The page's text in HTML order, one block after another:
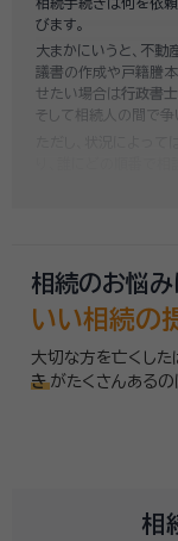
もりをお出ししており
み依頼することも可能
びます。
大まかにいうと、不
議書の作成や戸籍謄
せたい場合は行政書士
そして相続人の間で
り、誰にどの順番で
相続のお悩み
いい相続の
大切な方を亡くした
き がたくさんあるの
相